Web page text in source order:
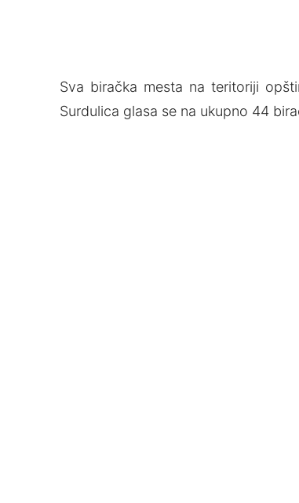
Sva biračka mesta na teritoriji
Surdulica glasa se na ukupno 44